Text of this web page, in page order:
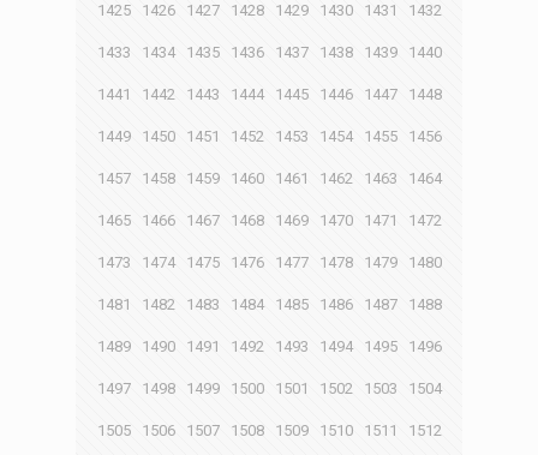
1425 1426 1427 1428 1429 1430 1431 1432
1433 1434 1435 1436 1437 1438 1439 1440
1441 1442 1443 1444 1445 1446 1447 1448
1449 1450 1451 1452 1453 1454 1455 1456
1457 1458 1459 1460 1461 1462 1463 1464
1465 1466 1467 1468 1469 1470 1471 1472
1473 1474 1475 1476 1477 1478 1479 1480
1481 1482 1483 1484 1485 1486 1487 1488
1489 1490 1491 1492 1493 1494 1495 1496
1497 1498 1499 1500 1501 1502 1503 1504
1505 1506 1507 1508 1509 1510 1511 1512